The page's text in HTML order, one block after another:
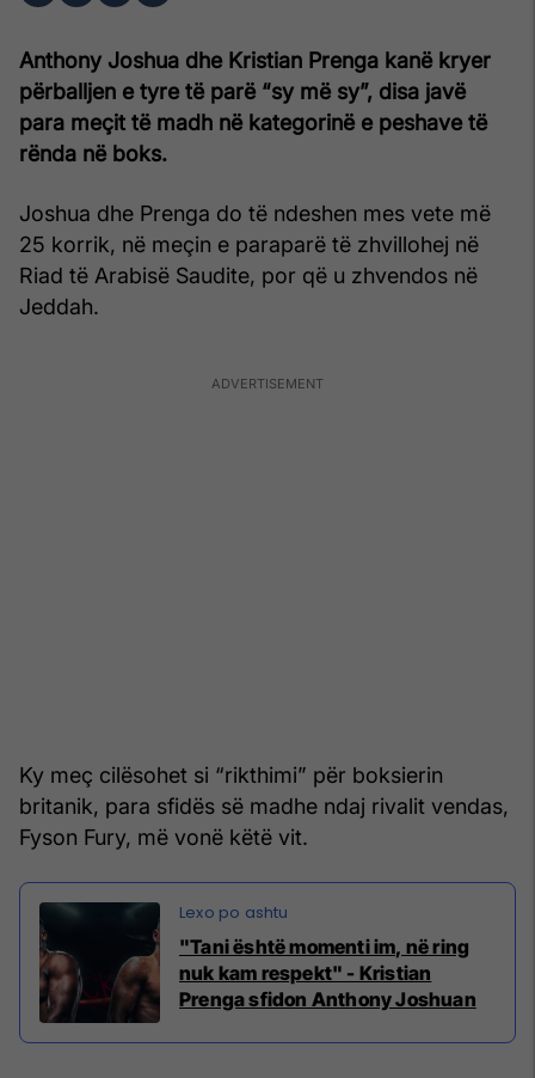
Anthony Joshua dhe Kristian Prenga kanë kryer
përballjen e tyre të parë “sy më sy”, disa javë
para meçit të madh në kategorinë e peshave të
rënda në boks.
Joshua dhe Prenga do të ndeshen mes vete më
25 korrik, në meçin e paraparë të zhvillohej në
Riad të Arabisë Saudite, por që u zhvendos në
Jeddah.
Ky meç cilësohet si “rikthimi” për boksierin
britanik, para sfidës së madhe ndaj rivalit vendas,
Fyson Fury, më vonë këtë vit.
"Tani është momenti im, në ring
nuk kam respekt" - Kristian
Prenga sfidon Anthony Joshuan